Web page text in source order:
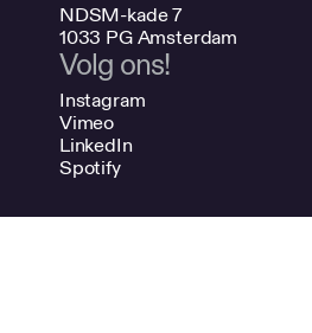
NDSM-kade 7
1033 PG Amsterdam
Volg ons!
Instagram
Vimeo
LinkedIn
Spotify